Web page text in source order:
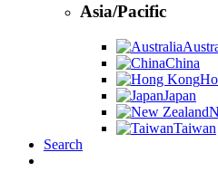
Asia/Pacific
China
Japan
Taiwan
Search